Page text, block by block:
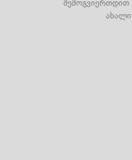
შემოგვიერთდით
ახალი